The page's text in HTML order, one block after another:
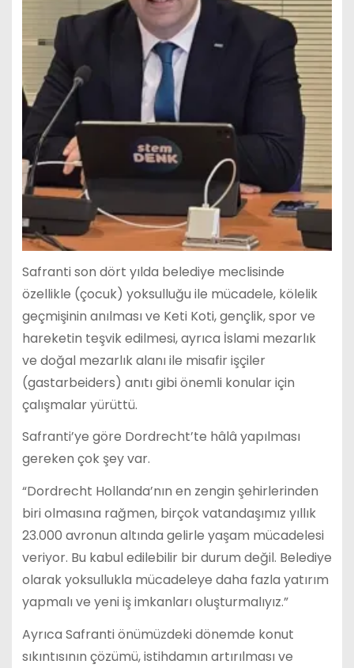
Safranti son dört yılda belediye meclisinde
özellikle (çocuk) yoksulluğu ile mücadele, kölelik
geçmişinin anılması ve Keti Koti, gençlik, spor ve
hareketin teşvik edilmesi, ayrıca İslami mezarlık
ve doğal mezarlık alanı ile misafir işçiler
(gastarbeiders) anıtı gibi önemli konular için
çalışmalar yürüttü.
Safranti’ye göre Dordrecht’te hâlâ yapılması
gereken çok şey var.
“Dordrecht Hollanda’nın en zengin şehirlerinden
biri olmasına rağmen, birçok vatandaşımız yıllık
23.000 avronun altında gelirle yaşam mücadelesi
veriyor. Bu kabul edilebilir bir durum değil. Belediye
olarak yoksullukla mücadeleye daha fazla yatırım
yapmalı ve yeni iş imkanları oluşturmalıyız.”
Ayrıca Safranti önümüzdeki dönemde konut
sıkıntısının çözümü, istihdamın artırılması ve